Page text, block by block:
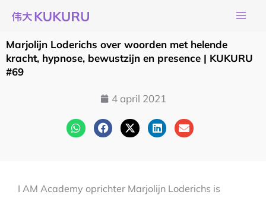
naar
de
inhoud
Marjolijn Loderichs over woorden met helende
kracht, hypnose, bewustzijn en presence | KUKURU
#69
4 april 2021
I AM Academy oprichter Marjolijn Loderichs is